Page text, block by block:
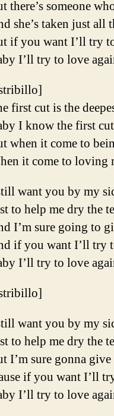
there’s someone
she’s taken just all
if you want I’ll try
I’ll try to love
first cut is the
I know the first
when it come to
it come to loving
want you by my
to help me dry the
I’m sure going to
if you want I’ll try
I’ll try to love
want you by my
to help me dry the
I’m sure gonna
if you want I’ll
I’ll try to love